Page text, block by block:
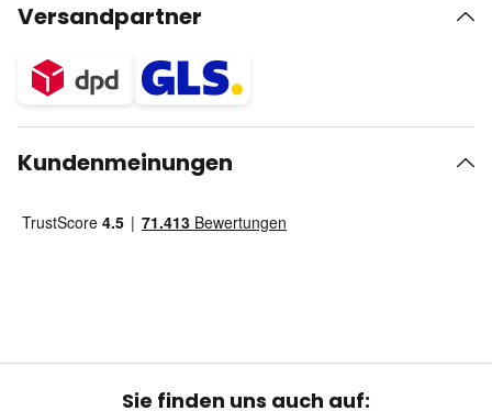
Versandpartner
Kundenmeinungen
Sie finden uns auch auf: